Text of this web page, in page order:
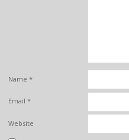
Name *
Email *
Website